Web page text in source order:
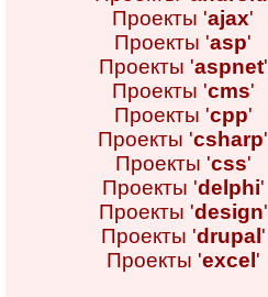
Проекты 'ajax'
Проекты 'asp'
Проекты 'aspnet'
Проекты 'cms'
Проекты 'cpp'
Проекты 'csharp'
Проекты 'css'
Проекты 'delphi'
Проекты 'design'
Проекты 'drupal '
Проекты 'excel '